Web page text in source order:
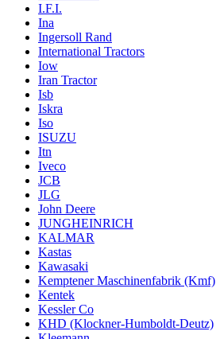
I.F.I.
Ina
Ingersoll Rand
International Tractors
Iow
Iran Tractor
Isb
Iskra
Iso
ISUZU
Itn
Iveco
JCB
JLG
John Deere
JUNGHEINRICH
KALMAR
Kastas
Kawasaki
Kemptener Maschinenfabrik (Kmf)
Kentek
Kessler Co
KHD (Klockner-Humboldt-Deutz)